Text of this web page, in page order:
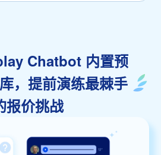
Chatbot 内置预
，提前演练最棘手
报价挑战